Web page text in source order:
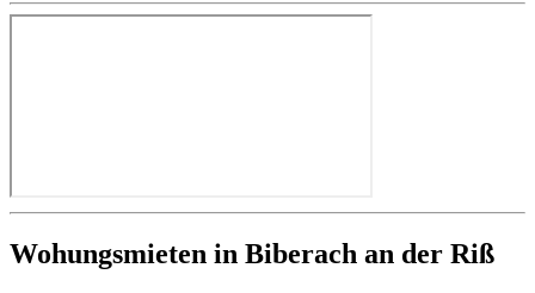
Wohungsmieten in Biberach an der Riß